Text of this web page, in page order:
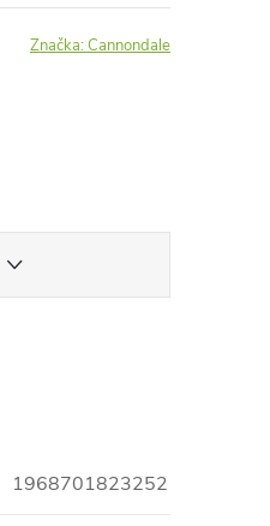
Značka:Cannondale
1968701823252